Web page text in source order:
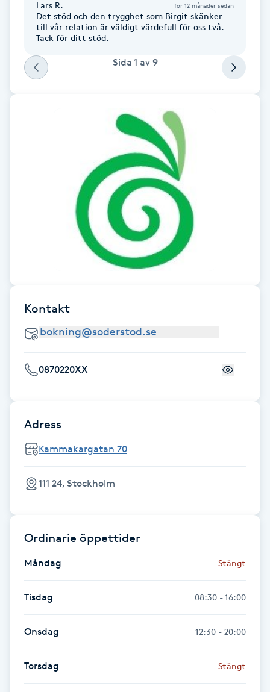
Fotsvamp
Fransar
Fransförlängning
Fransförlängning Megavolym
Fransförlängning Volym
Fransk manikyr
Fransrengöring
Frisör
Funktionsanalys
Färgning
Gel naglar
Gelenaglar
Gellack
Lars R. för 12 månader sedan
Det stöd och den trygghet som Birgit skänker
till vår relation är väldigt värdefull för oss två.
Tack för ditt stöd.
Sida 1 av 9
Kontakt
0870220XX
Adress
Kammakargatan 70
111 24, Stockholm
Ordinarie öppettider
Måndag Stängt
Tisdag 08:30 - 16:00
Onsdag 12:30 - 20:00
Torsdag Stängt